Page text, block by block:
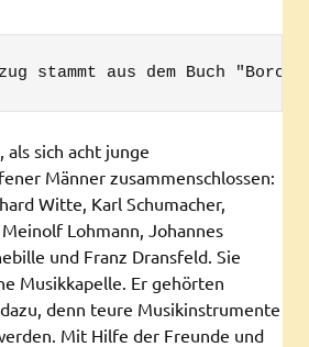
stammt aus dem Buch
als sich acht junge
Männer zusammenschlossen:
Witte, Karl Schumacher,
Meinolf Lohmann, Johannes
und Franz Dransfeld. Sie
Musikkapelle. Er gehörten
denn teure Musikinstrumente
Mit Hilfe der Freunde und